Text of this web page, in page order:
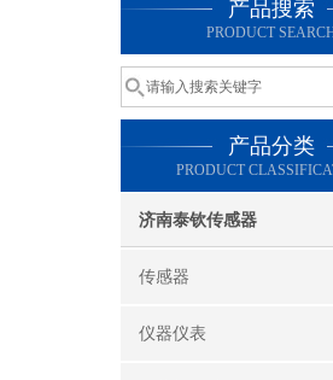
产品搜索
PRODUCT
产品分类
PRODUCT
济南泰钦传感器
传感器
仪器仪表